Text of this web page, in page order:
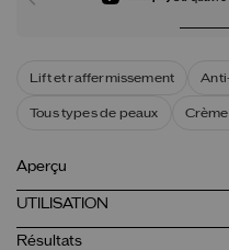
Lift et raffermissement
Tous types de peaux
Aperçu
UTILISATION
Résultats